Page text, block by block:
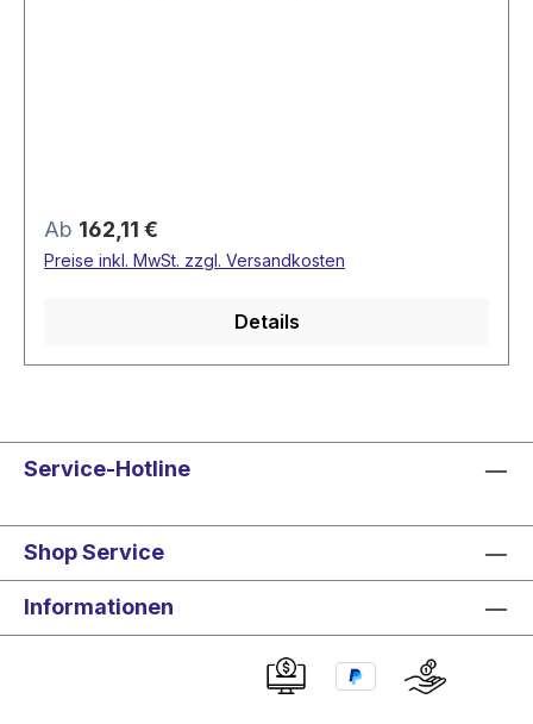
Regulärer Preis:
Ab 162,11 €
Preise inkl. MwSt. zzgl. Versandkosten
Details
Service-Hotline
Shop Service
Informationen